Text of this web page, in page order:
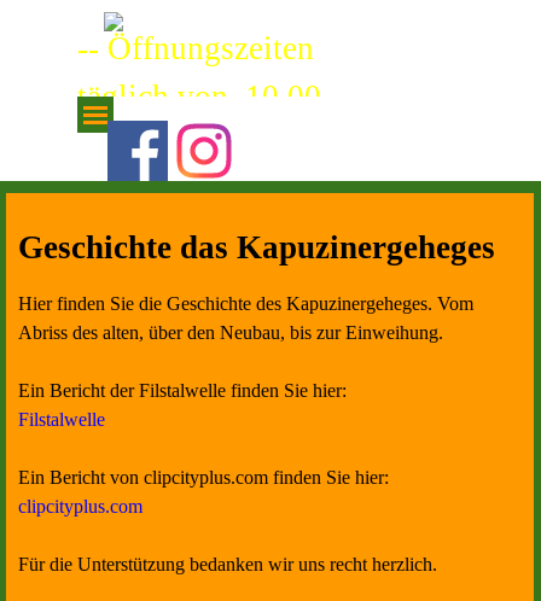
Direkt zum Seiteninhalt
-- Öffnungszeiten
täglich von 10.00
Uhr bis 19:00 Uhr
letzter Einlass 18:30
Uhr --
Menü überspringen
Geschichte das Kapuzinergeheges
Hier finden Sie die Geschichte des Kapuzinergeheges. Vom
Abriss des alten, über den Neubau, bis zur Einweihung.
Ein Bericht der Filstalwelle finden Sie hier:
Filstalwelle
Ein Bericht von clipcityplus.com finden Sie hier:
clipcityplus.com
Für die Unterstützung bedanken wir uns recht herzlich.